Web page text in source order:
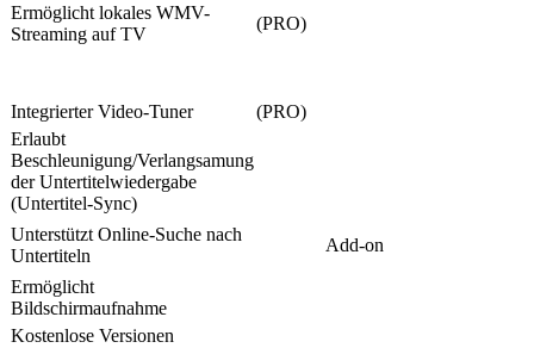
Ermöglicht lokales WMV-
Streaming auf TV
(PRO)
Integrierter Video-Tuner
(PRO)
Erlaubt
Beschleunigung/Verlangsamung
der Untertitelwiedergabe
(Untertitel-Sync)
Unterstützt Online-Suche nach
Untertiteln
Add-on
Ermöglicht
Bildschirmaufnahme
Kostenlose Versionen